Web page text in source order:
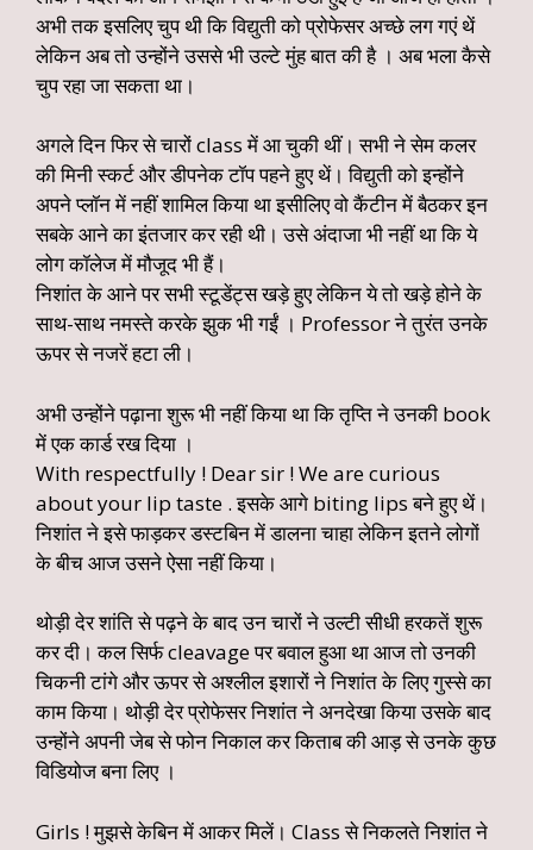
अभी तक इसलिए चुप थी कि विद्युती को प्रोफेसर अच्छे लग गएं थें
लेकिन अब तो उन्होंने उससे भी उल्टे मुंह बात की है । अब भला कैसे
चुप रहा जा सकता था।
अगले दिन फिर से चारों class में आ चुकी थीं। सभी ने सेम कलर
की मिनी स्कर्ट और डीपनेक टॉप पहने हुए थें। विद्युती को इन्होंने
अपने प्लॉन में नहीं शामिल किया था इसीलिए वो कैंटीन में बैठकर इन
सबके आने का इंतजार कर रही थी। उसे अंदाजा भी नहीं था कि ये
लोग कॉलेज में मौजूद भी हैं।
निशांत के आने पर सभी स्टूडेंट्स खड़े हुए लेकिन ये तो खड़े होने के
साथ-साथ नमस्ते करके झुक भी गईं । Professor ने तुरंत उनके
ऊपर से नजरें हटा ली।
अभी उन्होंने पढ़ाना शुरू भी नहीं किया था कि तृप्ति ने उनकी book
में एक कार्ड रख दिया ।
With respectfully ! Dear sir ! We are curious
about your lip taste . इसके आगे biting lips बने हुए थें।
निशांत ने इसे फाड़कर डस्टबिन में डालना चाहा लेकिन इतने लोगों
के बीच आज उसने ऐसा नहीं किया।
थोड़ी देर शांति से पढ़ने के बाद उन चारों ने उल्टी सीधी हरकतें शुरू
कर दी। कल सिर्फ cleavage पर बवाल हुआ था आज तो उनकी
चिकनी टांगे और ऊपर से अश्लील इशारों ने निशांत के लिए गुस्से का
काम किया। थोड़ी देर प्रोफेसर निशांत ने अनदेखा किया उसके बाद
उन्होंने अपनी जेब से फोन निकाल कर किताब की आड़ से उनके कुछ
विडियोज बना लिए ।
Girls ! मुझसे केबिन में आकर मिलें। Class से निकलते निशांत ने